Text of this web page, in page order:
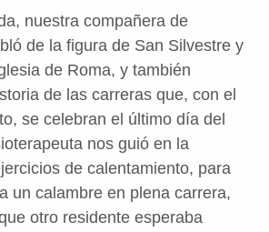
nuestra compañera de
de la figura de San Silvestre y
de Roma, y también
de las carreras que, con el
se celebran el último día del
nos guió en la
de calentamiento, para
un calambre en plena carrera,
otro residente esperaba